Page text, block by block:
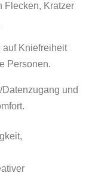
Flecken, Kratzer
auf Kniefreiheit
Personen.
und